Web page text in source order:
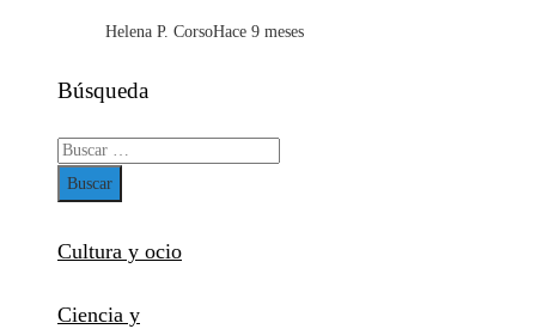
Helena P. CorsoHace 9 meses
Búsqueda
Buscar:
Cultura y ocio
Ciencia y